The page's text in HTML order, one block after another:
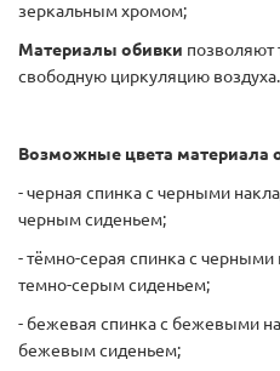
зеркальным хромом;
Материалы обивки позволяют
свободную циркуляцию воздуха.
Возможные цвета материала
- черная спинка с черными
черным сиденьем;
- тёмно-серая спинка с
темно-серым сиденьем;
- бежевая спинка с бежевыми
бежевым сиденьем;